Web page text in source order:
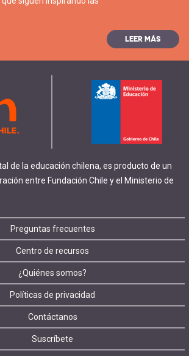
LEER MÁS
de la educación chilena, es producto de un
entre Fundación Chile y el Ministerio de
Preguntas frecuentes
Centro de recursos
¿Quiénes somos?
Políticas de privacidad
Contáctanos
Suscríbete